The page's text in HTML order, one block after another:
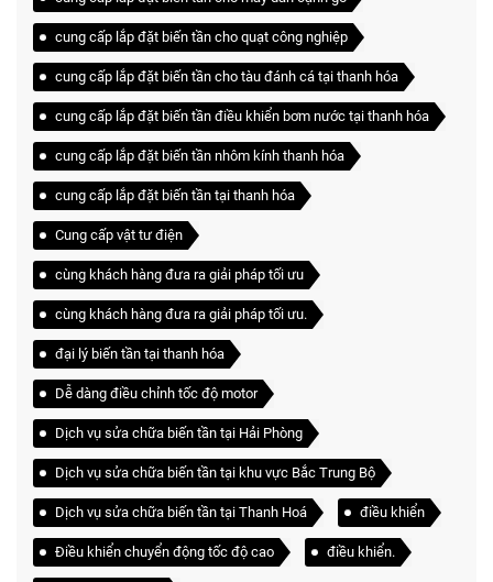
cung cấp lắp đặt biến tần cho quạt công nghiệp
cung cấp lắp đặt biến tần cho tàu đánh cá tại thanh hóa
cung cấp lắp đặt biến tần điều khiển bơm nước tại thanh hóa
cung cấp lắp đặt biến tần nhôm kính thanh hóa
cung cấp lắp đặt biến tần tại thanh hóa
Cung cấp vật tư điện
cùng khách hàng đưa ra giải pháp tối ưu
cùng khách hàng đưa ra giải pháp tối ưu.
đại lý biến tần tại thanh hóa
Dễ dàng điều chỉnh tốc độ motor
Dịch vụ sửa chữa biến tần tại Hải Phòng
Dịch vụ sửa chữa biến tần tại khu vực Bắc Trung Bộ
Dịch vụ sửa chữa biến tần tại Thanh Hoá điều khiển
Điều khiển chuyển động tốc độ cao điều khiển.